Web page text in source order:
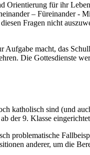
Orientierung für ihr
– Füreinander -
Fragen nicht
macht, das
Die Gottesdienste
katholisch sind (und
der 9. Klasse
problematische
anderer, um die